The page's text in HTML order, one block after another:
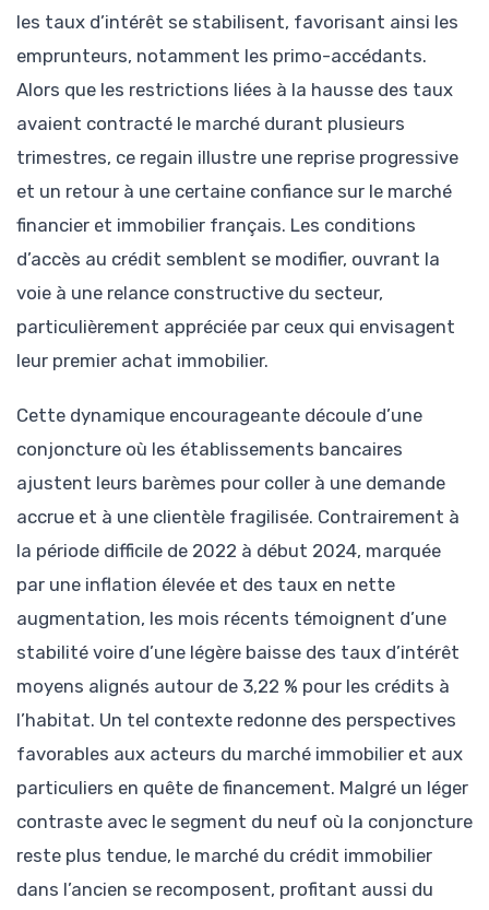
les taux d’intérêt se stabilisent, favorisant ainsi les
emprunteurs, notamment les primo-accédants.
Alors que les restrictions liées à la hausse des taux
avaient contracté le marché durant plusieurs
trimestres, ce regain illustre une reprise progressive
et un retour à une certaine confiance sur le marché
financier et immobilier français. Les conditions
d’accès au crédit semblent se modifier, ouvrant la
voie à une relance constructive du secteur,
particulièrement appréciée par ceux qui envisagent
leur premier achat immobilier.
Cette dynamique encourageante découle d’une
conjoncture où les établissements bancaires
ajustent leurs barèmes pour coller à une demande
accrue et à une clientèle fragilisée. Contrairement à
la période difficile de 2022 à début 2024, marquée
par une inflation élevée et des taux en nette
augmentation, les mois récents témoignent d’une
stabilité voire d’une légère baisse des taux d’intérêt
moyens alignés autour de 3,22 % pour les crédits à
l’habitat. Un tel contexte redonne des perspectives
favorables aux acteurs du marché immobilier et aux
particuliers en quête de financement. Malgré un léger
contraste avec le segment du neuf où la conjoncture
reste plus tendue, le marché du crédit immobilier
dans l’ancien se recomposent, profitant aussi du